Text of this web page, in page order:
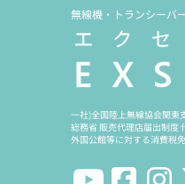
無線機・トランシーバ
一社)全国陸上無線協会関東
総務省 販売代理店届出制度
外国公館等に対する消費税